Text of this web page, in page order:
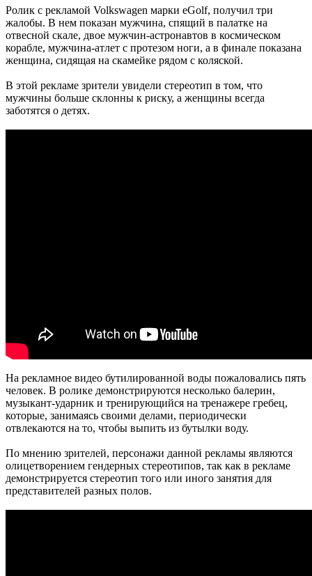
Ролик с рекламой Volkswagen марки eGolf, получил три
жалобы. В нем показан мужчина, спящий в палатке на
отвесной скале, двое мужчин-астронавтов в космическом
корабле, мужчина-атлет с протезом ноги, а в финале показана
женщина, сидящая на скамейке рядом с коляской.
В этой рекламе зрители увидели стереотип в том, что
мужчины больше склонны к риску, а женщины всегда
заботятся о детях.
На рекламное видео бутилированной воды пожаловались пять
человек. В ролике демонстрируются несколько балерин,
музыкант-ударник и тренирующийся на тренажере гребец,
которые, занимаясь своими делами, периодически
отвлекаются на то, чтобы выпить из бутылки воду.
По мнению зрителей, персонажи данной рекламы являются
олицетворением гендерных стереотипов, так как в рекламе
демонстрируется стереотип того или иного занятия для
представителей разных полов.